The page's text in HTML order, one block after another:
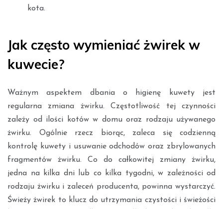
kota.
Jak często wymieniać żwirek w
kuwecie?
Ważnym aspektem dbania o higienę kuwety jest
regularna zmiana żwirku. Częstotliwość tej czynności
zależy od ilości kotów w domu oraz rodzaju używanego
żwirku. Ogólnie rzecz biorąc, zaleca się codzienną
kontrolę kuwety i usuwanie odchodów oraz zbrylowanych
fragmentów żwirku. Co do całkowitej zmiany żwirku,
jedna na kilka dni lub co kilka tygodni, w zależności od
rodzaju żwirku i zaleceń producenta, powinna wystarczyć.
Świeży żwirek to klucz do utrzymania czystości i świeżości